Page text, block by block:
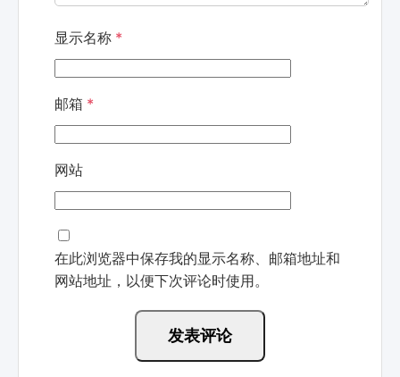
显示名称 *
邮箱 *
网站
在此浏览器中保存我的显示名称、邮箱地址和
网站地址，以便下次评论时使用。